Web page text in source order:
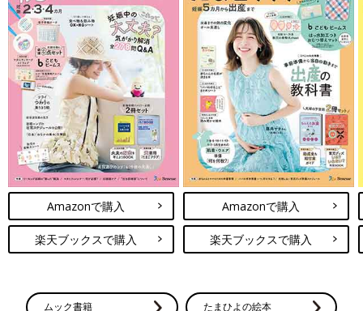
Amazonで購入
楽天ブックスで購入
Amazonで購入
楽天ブックスで購入
ムック書籍 たまひよの絵本